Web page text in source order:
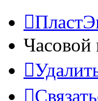
Часовой